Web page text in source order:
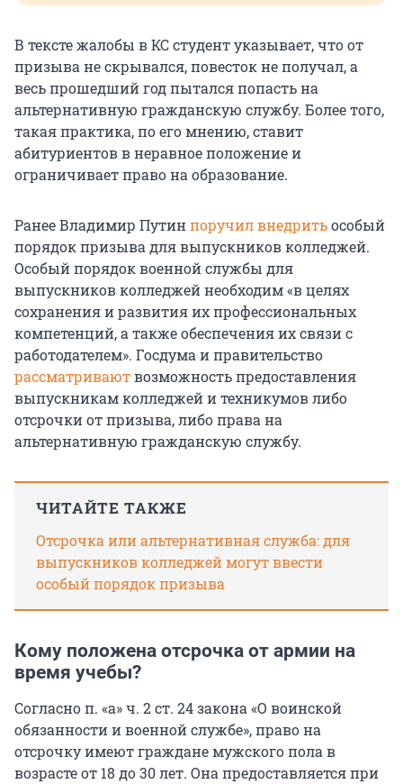
В тексте жалобы в КС студент указывает, что от
призыва не скрывался, повесток не получал, а
весь прошедший год пытался попасть на
альтернативную гражданскую службу. Более того,
такая практика, по его мнению, ставит
абитуриентов в неравное положение и
ограничивает право на образование.
Ранее Владимир Путинпоручил внедритьособый
порядок призыва для выпускников колледжей.
Особый порядок военной службы для
выпускников колледжей необходим «в целях
сохранения и развития их профессиональных
компетенций, а также обеспечения их связи с
работодателем». Госдума и правительство
рассматриваютвозможность предоставления
выпускникам колледжей и техникумов либо
отсрочки от призыва, либо права на
альтернативную гражданскую службу.
ЧИТАЙТЕ ТАКЖЕ
Отсрочка или альтернативная служба: для
выпускников колледжей могут ввести
особый порядок призыва
Кому положена отсрочка от армии на
время учебы?
Согласно п. «а» ч. 2 ст. 24 закона «О воинской
обязанности и военной службе», право на
отсрочку имеют граждане мужского пола в
возрасте от 18 до 30 лет. Она предоставляется при